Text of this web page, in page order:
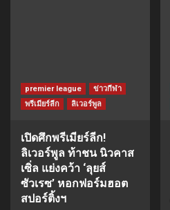
premier league
ข่าวกีฬา
พรีเมียร์ลีก
ลิเวอร์พูล
เปิดศึกพรีเมียร์ลีก!
ลิเวอร์พูล ท้าชน นิวคาส
เซิ่ล แย่งคว้า ‘ลุยส์
ซัวเรซ’ หอกฟอร์มฮอต
สปอร์ติ้งฯ